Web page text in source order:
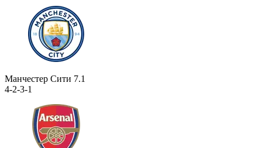
Манчестер Сити 7.1
4-2-3-1